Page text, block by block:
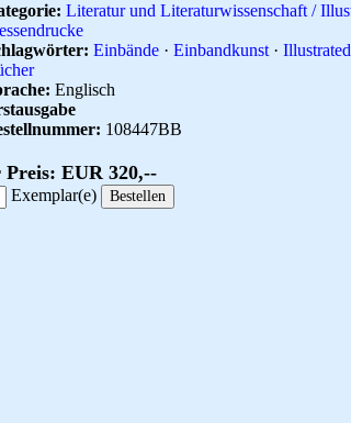
Literatur und Literaturwissenschaft /
Einbände · Einbandkunst ·
Englisch
108447BB
Preis: EUR 320,--
Exemplar(e)